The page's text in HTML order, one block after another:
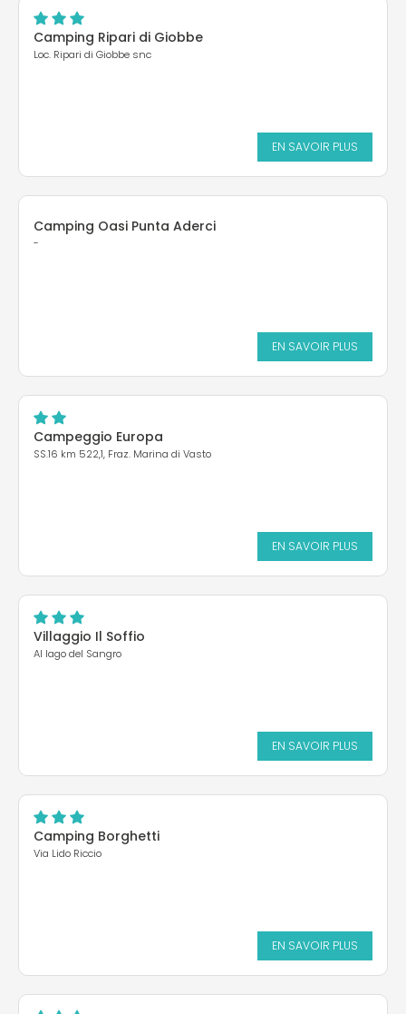
Camping Ripari di Giobbe
Loc. Ripari di Giobbe snc
EN SAVOIR PLUS
Camping Oasi Punta Aderci
-
EN SAVOIR PLUS
Campeggio Europa
SS.16 km 522,1, Fraz. Marina di Vasto
EN SAVOIR PLUS
Villaggio Il Soffio
Al lago del Sangro
EN SAVOIR PLUS
Camping Borghetti
Via Lido Riccio
EN SAVOIR PLUS